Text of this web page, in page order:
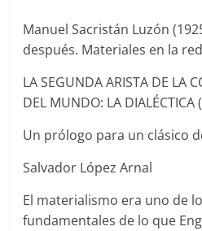
Manuel Sacristán Luzón
después. Materiales en la red
LA SEGUNDA ARISTA DE LA
DEL MUNDO: LA DIALÉCTICA
Un prólogo para un clásico
Salvador López Arnal
El materialismo era uno de
fundamentales de lo que